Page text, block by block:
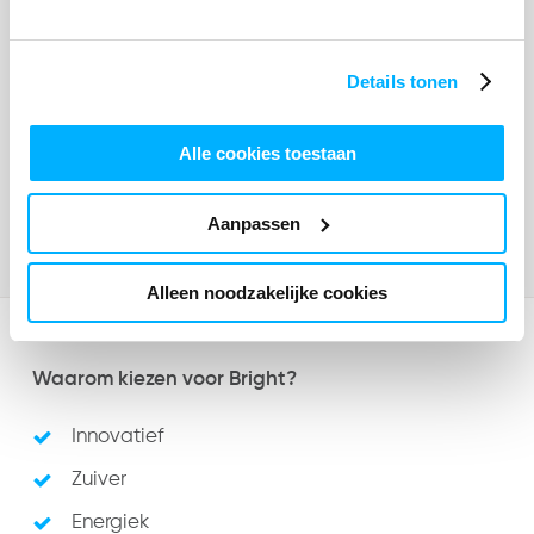
Details tonen
Alle cookies toestaan
Aanpassen
Alleen noodzakelijke cookies
Waarom kiezen voor Bright?
Innovatief
Zuiver
Energiek